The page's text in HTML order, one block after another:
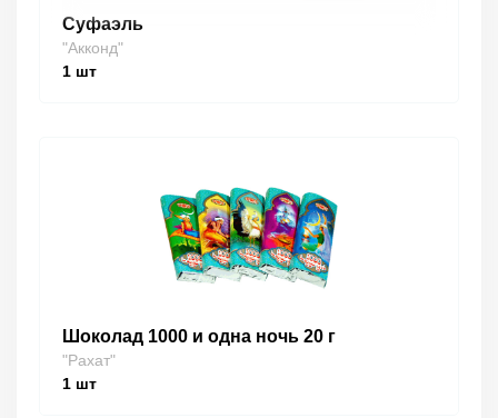
Суфаэль
"Акконд"
1 шт
Шоколад 1000 и одна ночь 20 г
"Рахат"
1 шт